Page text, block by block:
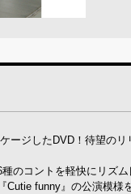
ージしたDVD！待望のリ
のコントを軽快にリズ
funny』の公演模様